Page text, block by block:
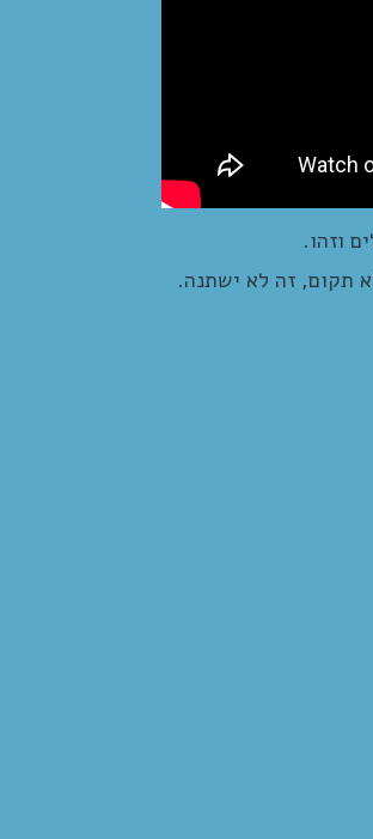
וזהו.
תקום, זה לא ישתנה.